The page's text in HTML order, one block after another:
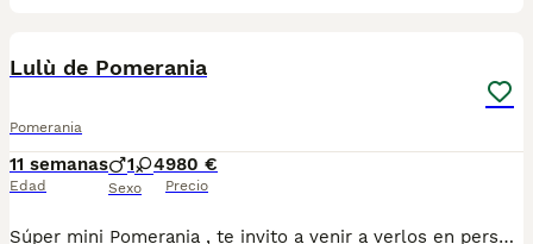
Lulù de Pomerania
Pomerania
11 semanas
Edad
1 4
Sexo
980 €
Precio
Súper mini Pomerania , te invito a venir a verlos en persona ya que en foto no se puede valorar bien el tamaño , esos cachorritos son súper miniatura , el padre pesa solo 1.4 kg . Una verdadera monería de cachorros y con muy buen carácter.